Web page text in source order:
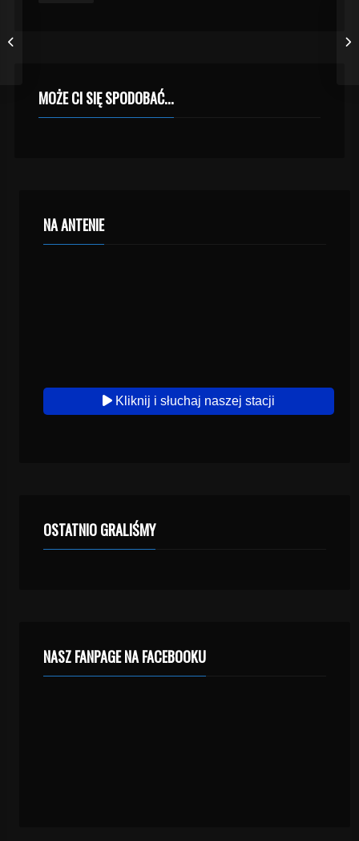
MOŻE CI SIĘ SPODOBAĆ...
NA ANTENIE
Kliknij i słuchaj naszej stacji
OSTATNIO GRALIŚMY
NASZ FANPAGE NA FACEBOOKU